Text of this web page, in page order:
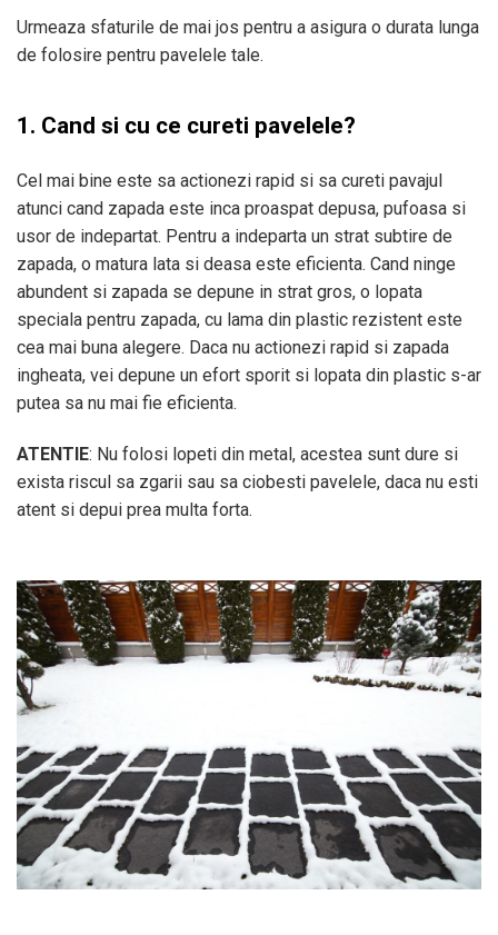
Urmeaza sfaturile de mai jos pentru a asigura o durata lunga
de folosire pentru pavelele tale.
1. Cand si cu ce cureti pavelele?
Cel mai bine este sa actionezi rapid si sa cureti pavajul
atunci cand zapada este inca proaspat depusa, pufoasa si
usor de indepartat. Pentru a indeparta un strat subtire de
zapada, o matura lata si deasa este eficienta. Cand ninge
abundent si zapada se depune in strat gros, o lopata
speciala pentru zapada, cu lama din plastic rezistent este
cea mai buna alegere. Daca nu actionezi rapid si zapada
ingheata, vei depune un efort sporit si lopata din plastic s-ar
putea sa nu mai fie eficienta.
ATENTIE: Nu folosi lopeti din metal, acestea sunt dure si
exista riscul sa zgarii sau sa ciobesti pavelele, daca nu esti
atent si depui prea multa forta.